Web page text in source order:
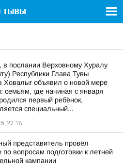
послании Верховному Хуралу
Республики Глава Тувы
Ховалыг объявил о новой мере
семьям, где начиная с января
первый ребёнок,
специальный...
22:18
представитель провёл
вопросам подготовки к летней
кампании